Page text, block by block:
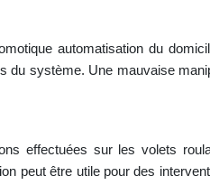
automatisation du
du système. Une mauvaise
effectuées sur les volets
peut être utile pour des